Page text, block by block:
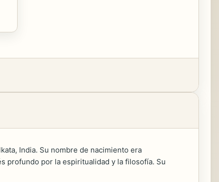
India. Su nombre de nacimiento era
profundo por la espiritualidad y la filosofía. Su